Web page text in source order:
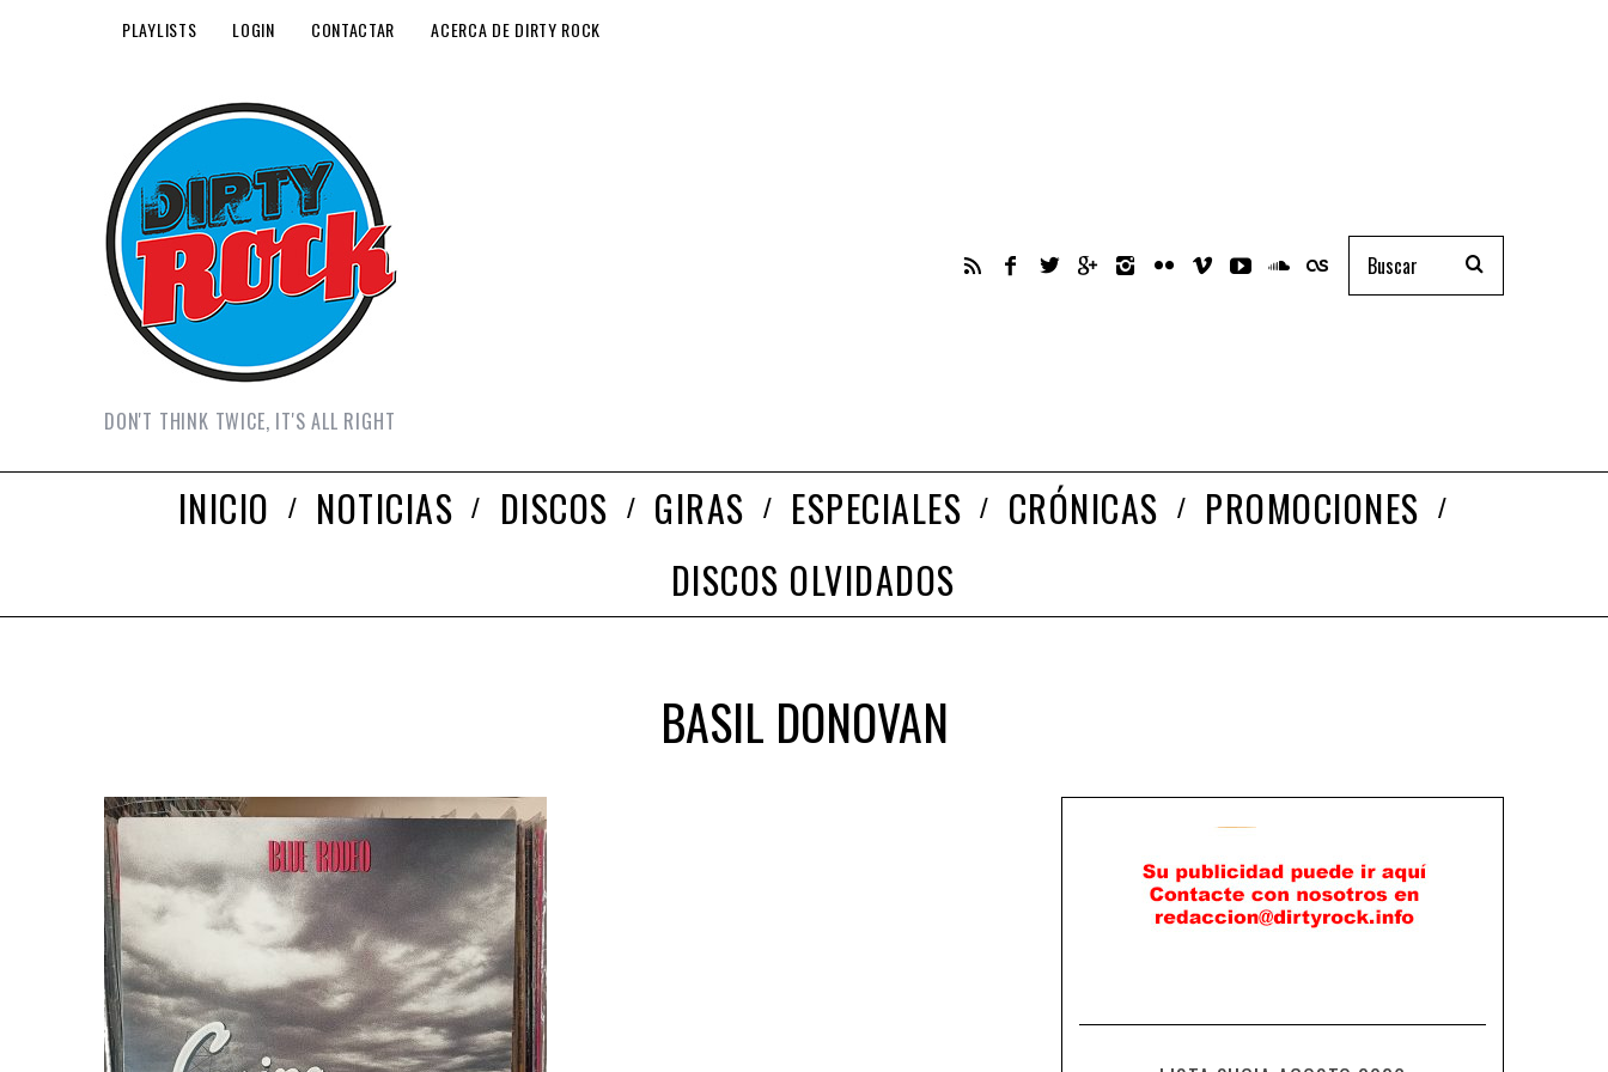
PLAYLISTS LOGIN CONTACTAR ACERCA DE DIRTY ROCK
DON'T THINK TWICE, IT'S ALL RIGHT
INICIO NOTICIAS DISCOS GIRAS ESPECIALES CRÓNICAS
PROMOCIONES
DISCOS OLVIDADOS
BASIL DONOVAN